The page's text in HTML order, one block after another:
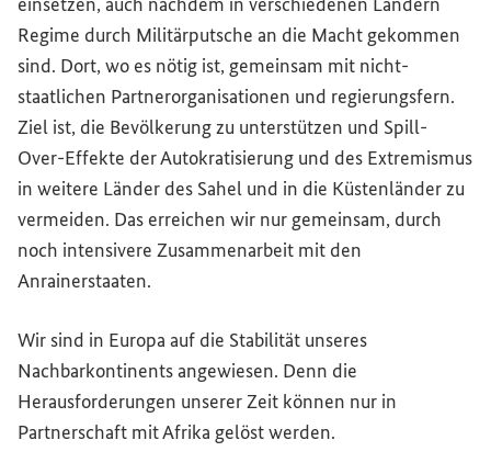
Regime durch Militärputsche an die Macht gekommen
sind. Dort, wo es nötig ist, gemeinsam mit nicht-
staatlichen Partnerorganisationen und regierungsfern.
Ziel ist, die Bevölkerung zu unterstützen und Spill-
Over-Effekte der Autokratisierung und des Extremismus
in weitere Länder des Sahel und in die Küstenländer zu
vermeiden. Das erreichen wir nur gemeinsam, durch
noch intensivere Zusammenarbeit mit den
Anrainerstaaten.
Wir sind in Europa auf die Stabilität unseres
Nachbarkontinents angewiesen. Denn die
Herausforderungen unserer Zeit können nur in
Partnerschaft mit Afrika gelöst werden.